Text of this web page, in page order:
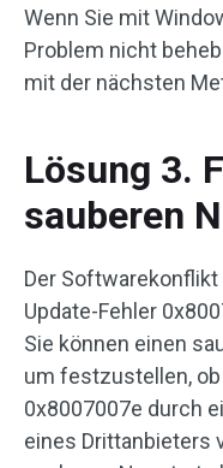
Wenn Sie mit
Problem nicht
mit der nächsten
Lösung 3.
sauberen
Der
Update-Fehler
Sie können einen
um festzustellen,
0x8007007e durch
eines Drittanbieters